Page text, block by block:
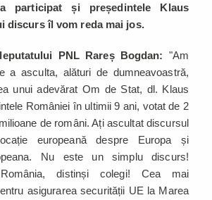
participat și președintele Klaus
discurs îl vom reda mai jos.
PNL Rareș Bogdan: "Am
a asculta, alături de dumneavoastră,
unui adevărat Om de Stat, dl. Klaus
României în ultimii 9 ani, votat de 2
de români. Ați ascultat discursul
europeană despre Europa și
Nu este un simplu discurs!
distinși colegi! Cea mai
asigurarea securității UE la Marea